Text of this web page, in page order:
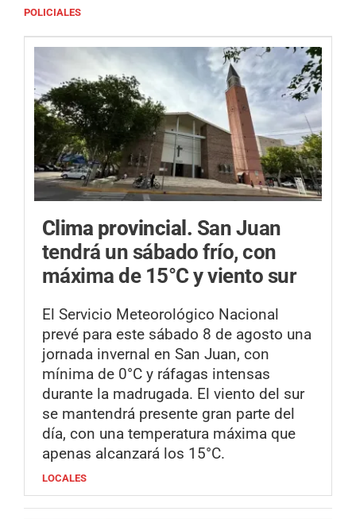
POLICIALES
Clima provincial. San Juan
tendrá un sábado frío, con
máxima de 15°C y viento sur
El Servicio Meteorológico Nacional
prevé para este sábado 8 de agosto una
jornada invernal en San Juan, con
mínima de 0°C y ráfagas intensas
durante la madrugada. El viento del sur
se mantendrá presente gran parte del
día, con una temperatura máxima que
apenas alcanzará los 15°C.
LOCALES